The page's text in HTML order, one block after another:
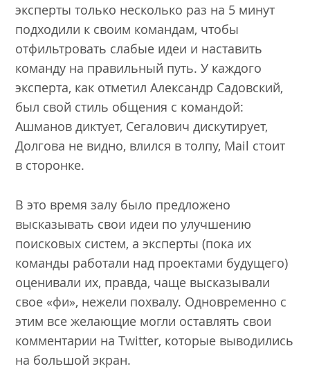
эксперты только несколько раз на 5 минут
подходили к своим командам, чтобы
отфильтровать слабые идеи и наставить
команду на правильный путь. У каждого
эксперта, как отметил Александр Садовский,
был свой стиль общения с командой:
Ашманов диктует, Сегалович дискутирует,
Долгова не видно, влился в толпу, Mail стоит
в сторонке.
В это время залу было предложено
высказывать свои идеи по улучшению
поисковых систем, а эксперты (пока их
команды работали над проектами будущего)
оценивали их, правда, чаще высказывали
свое «фи», нежели похвалу. Одновременно с
этим все желающие могли оставлять свои
комментарии на Twitter, которые выводились
на большой экран.